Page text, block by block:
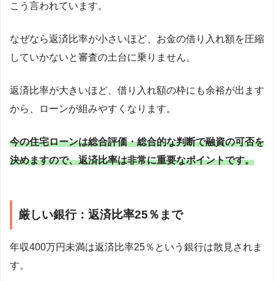
こう言われています。
なぜなら返済比率が小さいほど、お金の借り入れ額を圧縮
していかないと審査の土台に乗りません。
返済比率が大きいほど、借り入れ額の枠にも余裕が出ます
から、ローンが組みやすくなります。
今の住宅ローンは総合評価・総合的な判断で融資の可否を
決めますので、返済比率は非常に重要なポイントです。
厳しい銀行：返済比率25％まで
年収400万円未満は返済比率25％という銀行は散見されま
す。